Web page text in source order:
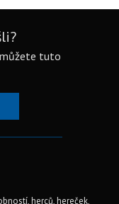
tuto
herců, hereček,